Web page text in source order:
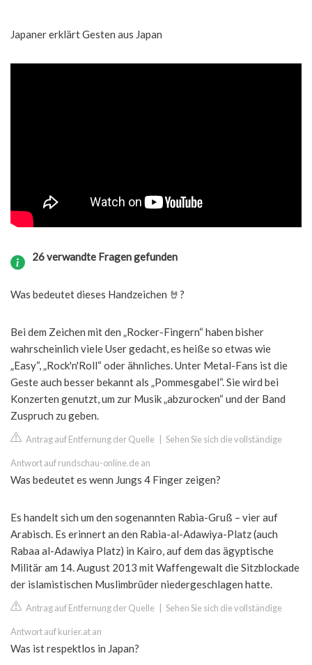
Japaner erklärt Gesten aus Japan
26 verwandte Fragen gefunden
Was bedeutet dieses Handzeichen 🤘?
Bei dem Zeichen mit den „Rocker-Fingern“ haben bisher
wahrscheinlich viele User gedacht, es heiße so etwas wie
„Easy“, „Rock'n'Roll“ oder ähnliches. Unter Metal-Fans ist die
Geste auch besser bekannt als „Pommesgabel“. Sie wird bei
Konzerten genutzt, um zur Musik „abzurocken“ und der Band
Zuspruch zu geben.
Antrag auf Entfernung der Quelle Sehen Sie sich die vollständige
Antwort auf rundschau-online.de an
Was bedeutet es wenn Jungs 4 Finger zeigen?
Es handelt sich um den sogenannten Rabia-Gruß – vier auf
Arabisch. Es erinnert an den Rabia-al-Adawiya-Platz (auch
Rabaa al-Adawiya Platz) in Kairo, auf dem das ägyptische
Militär am 14. August 2013 mit Waffengewalt die Sitzblockade
der islamistischen Muslimbrüder niedergeschlagen hatte.
Antrag auf Entfernung der Quelle Sehen Sie sich die vollständige
Antwort auf kurier.at an
Was ist respektlos in Japan?